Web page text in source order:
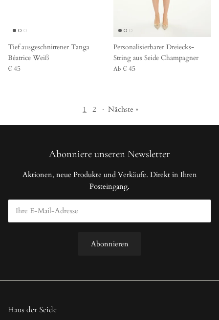
Tief ausgeschnittener Tanga
Béatrice Weiß
€ 45
Personalisierbarer Dreiecks-
String aus Seide Champagner
Ab € 45
1 2 · Nächste »
Abonniere unseren Newsletter
Aktionen, neue Produkte und Verkäufe. Direkt in Ihren
Posteingang.
Abonnieren
Haus der Seide